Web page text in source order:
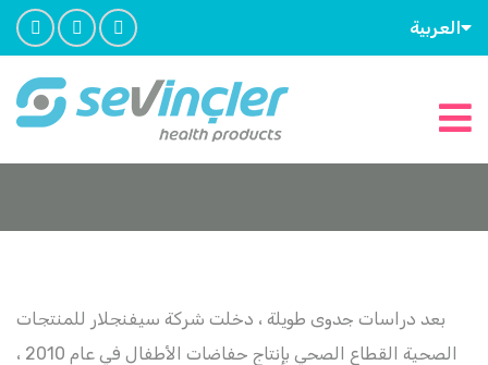
العربية
بعد دراسات جدوى طويلة ، دخلت شركة سيفنجلار للمنتجات
الصحية القطاع الصحي بإنتاج حفاضات الأطفال في عام 2010 ،